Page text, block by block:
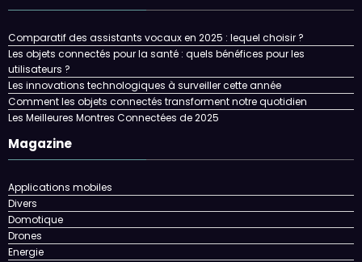
Comparatif des assistants vocaux en 2025 : lequel choisir ?
Les objets connectés pour la santé : quels bénéfices pour les
utilisateurs ?
Les innovations technologiques à surveiller cette année
Comment les objets connectés transforment notre quotidien
Les Meilleures Montres Connectées de 2025
Magazine
Applications mobiles
Divers
Domotique
Drones
Energie